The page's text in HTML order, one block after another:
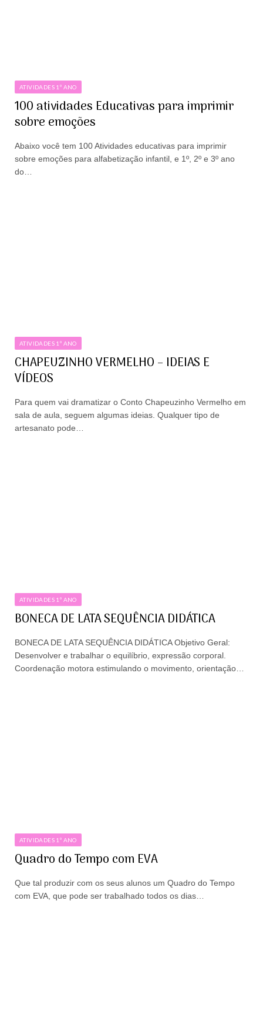
ATIVIDADES 1º ANO
100 atividades Educativas para imprimir
sobre emoções
Abaixo você tem 100 Atividades educativas para imprimir
sobre emoções para alfabetização infantil, e 1º, 2º e 3º ano
do…
ATIVIDADES 1º ANO
CHAPEUZINHO VERMELHO – IDEIAS E
VÍDEOS
Para quem vai dramatizar o Conto Chapeuzinho Vermelho em
sala de aula, seguem algumas ideias. Qualquer tipo de
artesanato pode…
ATIVIDADES 1º ANO
BONECA DE LATA SEQUÊNCIA DIDÁTICA
BONECA DE LATA SEQUÊNCIA DIDÁTICA Objetivo Geral:
Desenvolver e trabalhar o equilíbrio, expressão corporal.
Coordenação motora estimulando o movimento, orientação…
ATIVIDADES 1º ANO
Quadro do Tempo com EVA
Que tal produzir com os seus alunos um Quadro do Tempo
com EVA, que pode ser trabalhado todos os dias…